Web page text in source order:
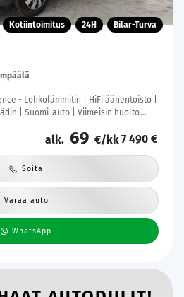
Kotiintoimitus 24H Bilar-Turva
- Lohkolämmitin | HiFi äänentoisto |
| Suomi-auto | Viimeisin huolto
alk. 69 €/kk7 490 €
Soita
Varaa auto
WhatsApp